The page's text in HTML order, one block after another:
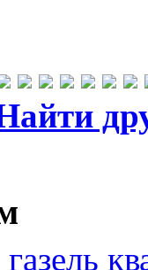
газель